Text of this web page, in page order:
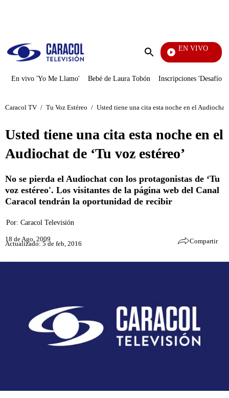
Enviar
EN VIVO
La Red
En vivo 'Yo Me Llamo' Bebé de Laura Tobón Inscripciones 'Desafío'
Caracol TV / Tu Voz Estéreo / Usted tiene una cita esta noche en el Audiochat
Usted tiene una cita esta noche en el
Audiochat de ‘Tu voz estéreo’
No se pierda el Audiochat con los protagonistas de ‘Tu
voz estéreo'. Los visitantes de la página web del Canal
Caracol tendrán la oportunidad de recibir
Por: Caracol Televisión
18 de Ago, 2009
Actualizado: 5 de feb, 2016 Compartir